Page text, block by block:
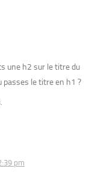
une h2 sur le titre du
passes le titre en h1 ?
pm